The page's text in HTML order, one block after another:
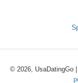
© 2026, UsaDatingGo |